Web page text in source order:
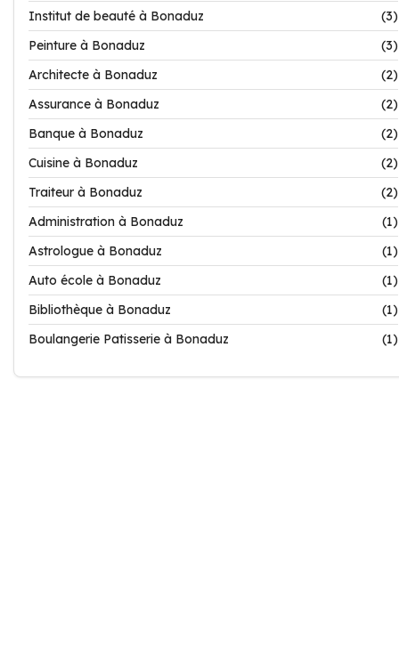
Institut de beauté à Bonaduz
(3)
Peinture à Bonaduz
(3)
Architecte à Bonaduz
(2)
Assurance à Bonaduz
(2)
Banque à Bonaduz
(2)
Cuisine à Bonaduz
(2)
Traiteur à Bonaduz
(2)
Administration à Bonaduz
(1)
Astrologue à Bonaduz
(1)
Auto école à Bonaduz
(1)
Bibliothèque à Bonaduz
(1)
Boulangerie Patisserie à Bonaduz
(1)